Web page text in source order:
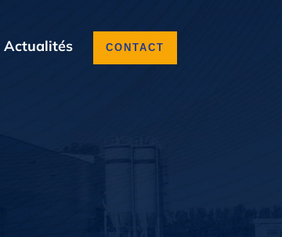
Actualités CONTACT